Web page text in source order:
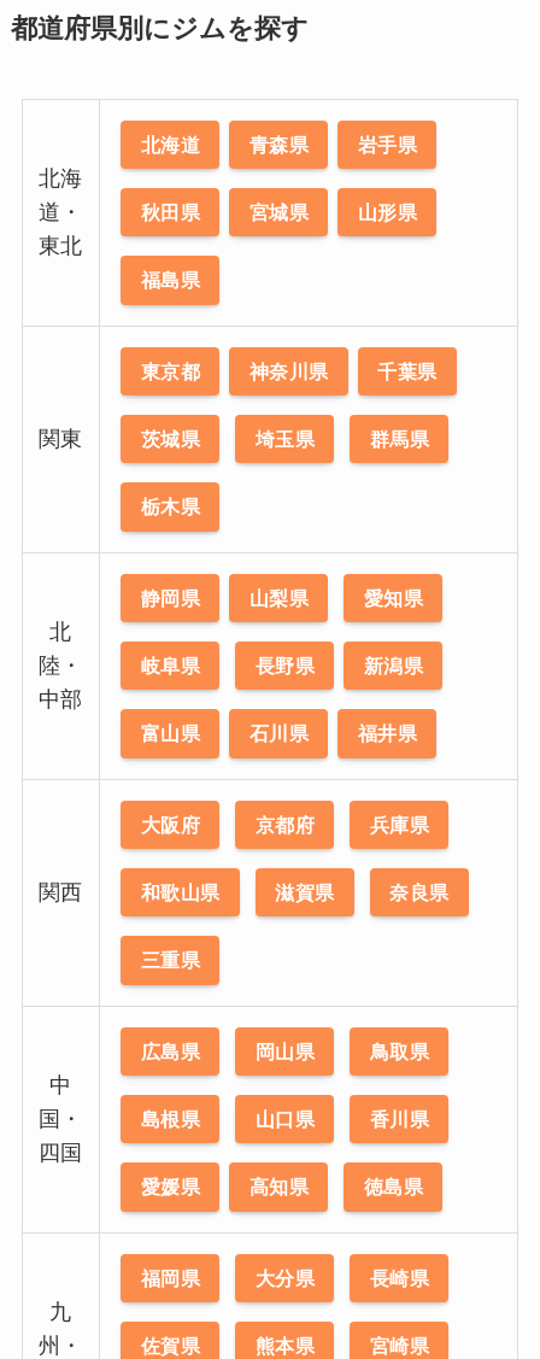
都道府県別にジムを探す
北海
道・
東北
北海道 青森県 岩手県
秋田県 宮城県 山形県
福島県
関東
東京都 神奈川県 千葉県
茨城県 埼玉県 群馬県
栃木県
北
陸・
中部
静岡県 山梨県 愛知県
岐阜県 長野県 新潟県
富山県 石川県 福井県
関西
大阪府 京都府 兵庫県
和歌山県 滋賀県 奈良県
三重県
中
国・
四国
広島県 岡山県 鳥取県
島根県 山口県 香川県
愛媛県 高知県 徳島県
九
州・
福岡県 大分県 長崎県
佐賀県 熊本県 宮崎県